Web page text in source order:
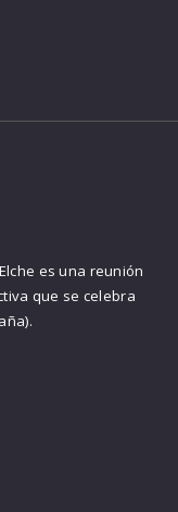
es una reunión
que se celebra